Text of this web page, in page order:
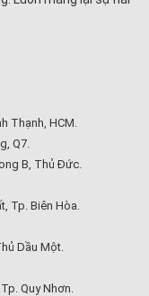
Thạnh, HCM.
Q7.
B, Thủ Đức.
Tp. Biên Hòa.
Dầu Một.
Quy Nhơn.